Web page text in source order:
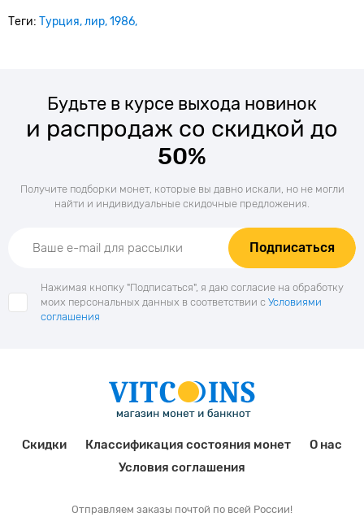
Теги: Турция лир 1986
Будьте в курсе выхода новинок
и распродаж со скидкой до
50%
Получите подборки монет, которые вы давно искали, но не могли
найти и индивидуальные скидочные предложения.
Подписаться
Нажимая кнопку "Подписаться", я даю согласие на обработку
моих персональных данных в соответствии с Условиями
соглашения
Скидки Классификация состояния монет
О нас
Условия соглашения
Отправляем заказы почтой по всей России!